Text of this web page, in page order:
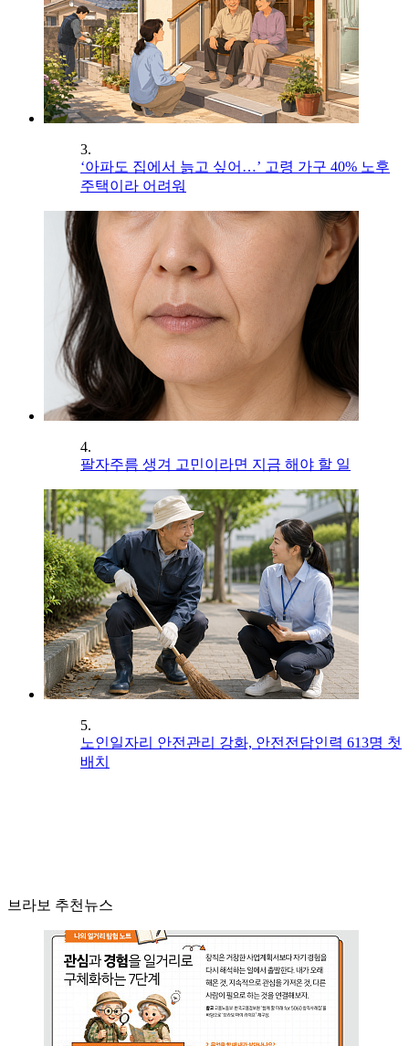
3.
‘아파도 집에서 늙고 싶어…’ 고령 가구 40% 노후
주택이라 어려워
4.
팔자주름 생겨 고민이라면 지금 해야 할 일
5.
노인일자리 안전관리 강화, 안전전담인력 613명 첫
배치
브라보 추천뉴스